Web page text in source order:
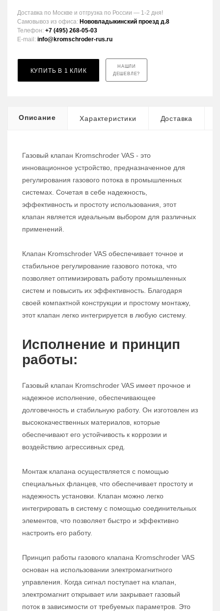
Доставка по Москве и отгрузка по России — 1-2 дня!
Самовывоз из офиса: Нововладыкинский проезд д.8
Телефон: +7 (495) 268-05-03
E-mail: info@kromschroder-rus.ru
КУПИТЬ В 1 КЛИК
НАШЛИ
ДЕШЕВЛЕ?
Описание Характеристики Доставка
Газовый клапан Kromschroder VAS - это
инновационное устройство, предназначенное для
регулирования газового потока в промышленных
системах. Сочетая в себе надежность,
эффективность и простоту использования, этот
клапан является идеальным выбором для различных
применений.
Клапан Kromschroder VAS обеспечивает точное и
стабильное регулирование газового потока, что
позволяет оптимизировать работу промышленных
систем и повысить их эффективность. Благодаря
своей компактной конструкции и простому монтажу,
этот клапан легко интегрируется в любую систему.
Исполнение и принцип
работы:
Газовый клапан Kromschroder VAS имеет прочное и
надежное исполнение, обеспечивающее
долговечность и стабильную работу. Он изготовлен из
высококачественных материалов, которые
обеспечивают его устойчивость к коррозии и
воздействию агрессивных сред.
Монтаж клапана осуществляется с помощью
специальных фланцев, что обеспечивает простоту и
надежность установки. Клапан можно легко
интегрировать в систему с помощью соединительных
элементов, что позволяет быстро и эффективно
настроить его работу.
Принцип работы газового клапана Kromschroder VAS
основан на использовании электромагнитного
управления. Когда сигнал поступает на клапан,
электромагнит открывает или закрывает газовый
поток в зависимости от требуемых параметров. Это